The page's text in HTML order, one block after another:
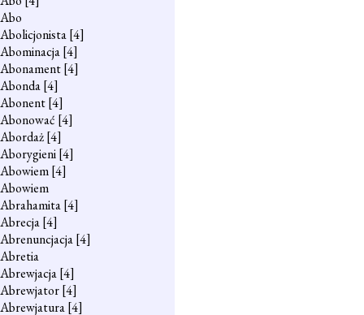
Abo
Abolicjonista[4]
Abominacja[4]
Abonament[4]
Abonda[4]
Abonent[4]
Abonować [4]
Abordaż[4]
Aborygieni[4]
Abowiem[4]
Abowiem
Abrahamita[4]
Abrecja[4]
Abrenuncjacja[4]
Abretia
Abrewjacja[4]
Abrewjator[4]
Abrewjatura[4]